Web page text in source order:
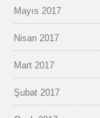
Mayıs 2017
Nisan 2017
Mart 2017
Şubat 2017